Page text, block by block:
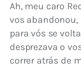
Ah, meu caro
vos abandonou,
para vós se
desprezava o
correr atrás de